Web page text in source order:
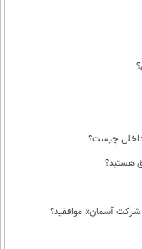
داخلی چیست؟
هستید؟
شرکت آسمان» موافقید؟